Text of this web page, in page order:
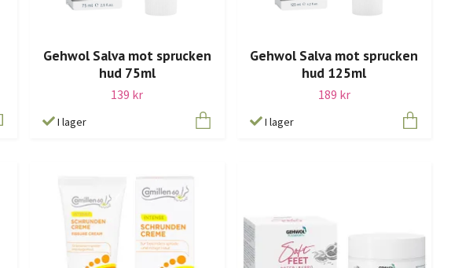
Gehwol Salva mot sprucken
hud 75ml
139 kr
I lager
Gehwol Salva mot sprucken
hud 125ml
189 kr
I lager